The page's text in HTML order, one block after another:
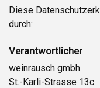
Diese
durch:
Verantwortlicher
weinrausch gmbh
St.-Karli-Strasse 13c